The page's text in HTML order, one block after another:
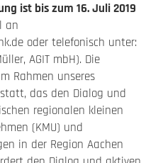
ist bis zum 16. Juli 2019
an
oder telefonisch unter:
AGIT mbH). Die
Rahmen unseres
das den Dialog und
regionalen kleinen
(KMU) und
in der Region Aachen